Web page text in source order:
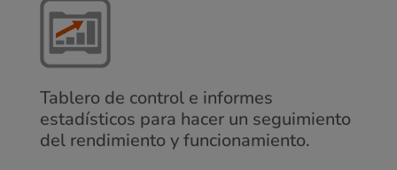
Tablero de control e informes
estadísticos para hacer un seguimiento
del rendimiento y funcionamiento.